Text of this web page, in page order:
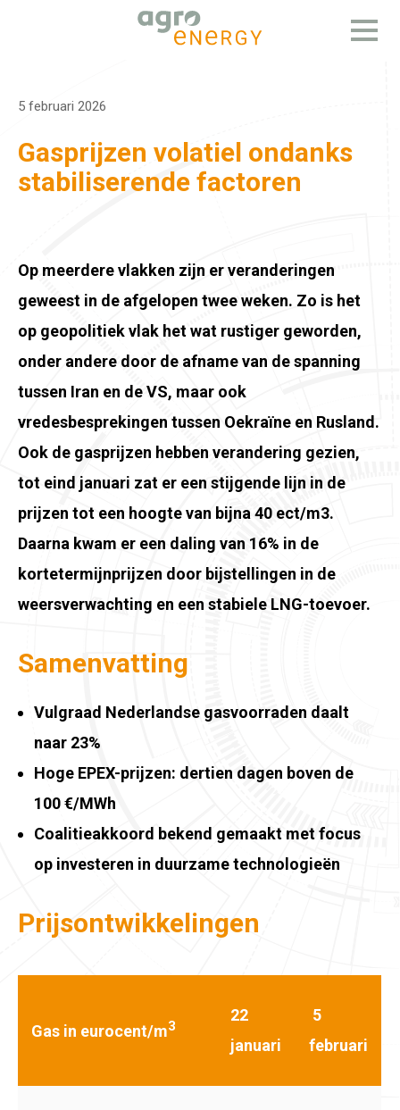
Open
Gasprijzen volatiel ondanks
stabiliserende factoren
5 februari 2026
Op meerdere vlakken zijn er veranderingen
geweest in de afgelopen twee weken. Zo is het
op geopolitiek vlak het wat rustiger geworden,
onder andere door de afname van de spanning
tussen Iran en de VS, maar ook
vredesbesprekingen tussen Oekraïne en Rusland.
Ook de gasprijzen hebben verandering gezien,
tot eind januari zat er een stijgende lijn in de
prijzen tot een hoogte van bijna 40 ect/m3.
Daarna kwam er een daling van 16% in de
kortetermijnprijzen door bijstellingen in de
weersverwachting en een stabiele LNG-toevoer.
Samenvatting
Vulgraad Nederlandse gasvoorraden daalt
naar 23%
Hoge EPEX-prijzen: dertien dagen boven de
100 €/MWh
Coalitieakkoord bekend gemaakt met focus
op investeren in duurzame technologieën
Prijsontwikkelingen
Gas in eurocent/m3
22
januari
5
februari